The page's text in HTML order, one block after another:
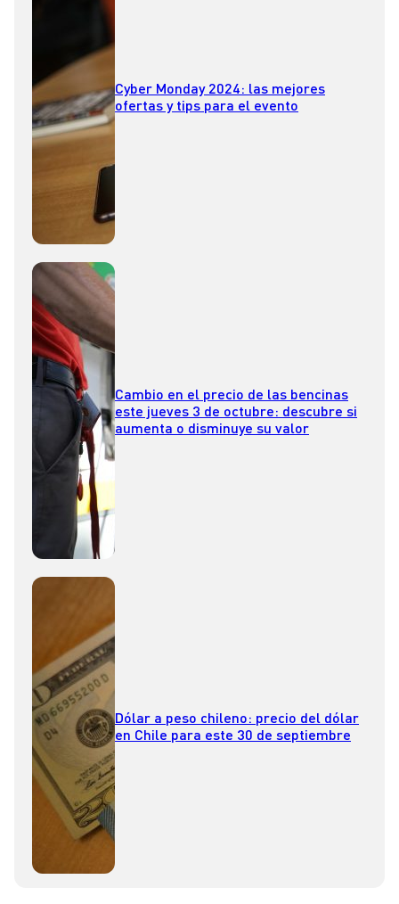
Cyber Monday 2024: las mejores
ofertas y tips para el evento
Cambio en el precio de las bencinas
este jueves 3 de octubre: descubre si
aumenta o disminuye su valor
Dólar a peso chileno: precio del dólar
en Chile para este 30 de septiembre